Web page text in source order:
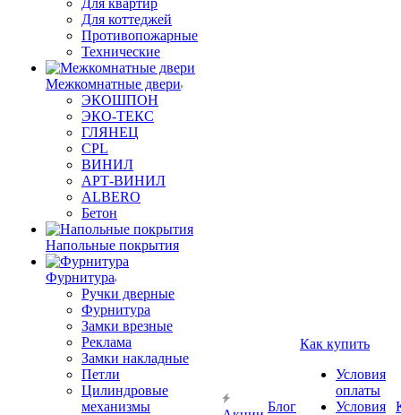
Для квартир
Для коттеджей
Противопожарные
Технические
Межкомнатные двери
ЭКОШПОН
ЭКО-ТЕКС
ГЛЯНЕЦ
CPL
ВИНИЛ
АРТ-ВИНИЛ
ALBERO
Бетон
Напольные покрытия
Фурнитура
Ручки дверные
Фурнитура
Замки врезные
Реклама
Замки накладные
Петли
Цилиндровые
механизмы
Блог
Как купить
Условия
оплаты
Условия